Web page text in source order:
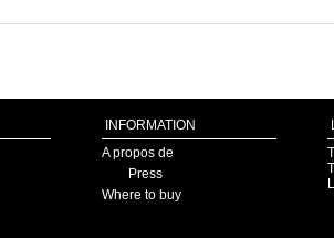
INFORMATION
A propos de
Press
Where to buy